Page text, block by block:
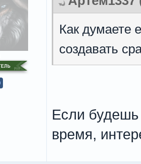
Как думаете
создавать
Если будешь
время,